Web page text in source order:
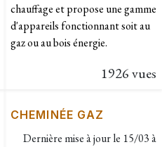
chauffage et propose une gamme
d'appareils fonctionnant soit au
gaz ou au bois énergie.
1926 vues
CHEMINÉE GAZ
Dernière mise à jour le 15/03 à